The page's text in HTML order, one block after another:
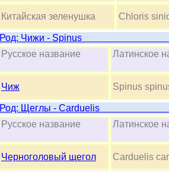
Китайская зеленушка Chloris
Род: Чижи
Русское название
Чиж Spinus
Род: Щеглы
Русское название
Черноголовый щегол Carduelis